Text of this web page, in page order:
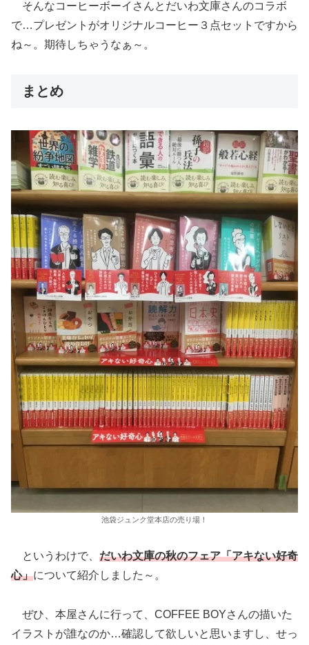
そんなコーヒーボーイさんとだいわ文庫さんのコラボ
で…プレゼントがオリジナルコーヒー３点セットですから
ね～。期待しちゃうなぁ～。
まとめ
池袋ジュンク堂本店の売り場！
というわけで、 だいわ文庫の秋のフェア「アキない好奇
心」について紹介しました～。
ぜひ、本屋さんに行って、COFFEE BOYさんの描いた
イラストが誰なのか…確認して欲しいと思いますし、せっ